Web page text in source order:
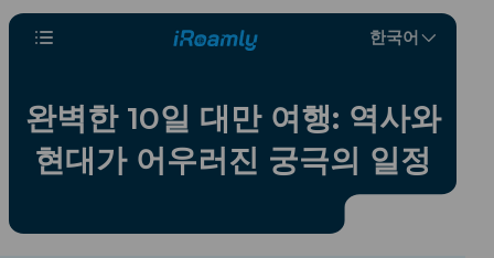
한국어
완벽한 10일 대만 여행: 역사와
현대가 어우러진 궁극의 일정